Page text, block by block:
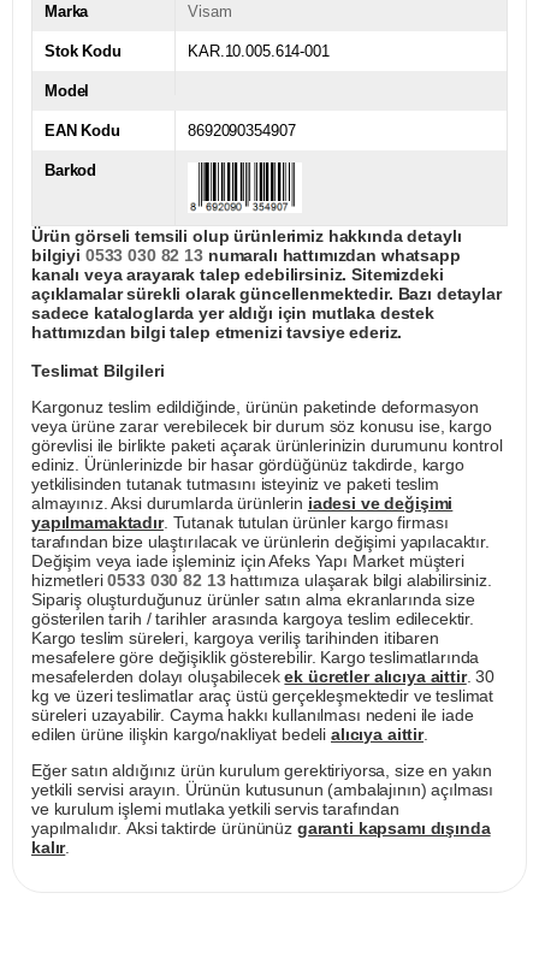
Marka Visam
Stok Kodu KAR.10.005.614-001
Model
EAN Kodu 8692090354907
Barkod
Ürün görseli temsili olup ürünlerimiz hakkında detaylı
bilgiyi 0533 030 82 13numaralı hattımızdan whatsapp
kanalı veya arayarak talep edebilirsiniz. Sitemizdeki
açıklamalar sürekli olarak güncellenmektedir. Bazı detaylar
sadece kataloglarda yer aldığı için mutlaka destek
hattımızdan bilgi talep etmenizi tavsiye ederiz.
Teslimat Bilgileri
Kargonuz teslim edildiğinde, ürünün paketinde deformasyon
veya ürüne zarar verebilecek bir durum söz konusu ise, kargo
görevlisi ile birlikte paketi açarak ürünlerinizin durumunu kontrol
ediniz. Ürünlerinizde bir hasar gördüğünüz takdirde, kargo
yetkilisinden tutanak tutmasını isteyiniz ve paketi teslim
almayınız. Aksi durumlarda ürünlerin iadesi ve değişimi
yapılmamaktadır. Tutanak tutulan ürünler kargo firması
tarafından bize ulaştırılacak ve ürünlerin değişimi yapılacaktır.
Değişim veya iade işleminiz için Afeks Yapı Market müşteri
hizmetleri0533 030 82 13hattımıza ulaşarak bilgi alabilirsiniz.
Sipariş oluşturduğunuz ürünler satın alma ekranlarında size
gösterilen tarih / tarihler arasında kargoya teslim edilecektir.
Kargo teslim süreleri, kargoya veriliş tarihinden itibaren
mesafelere göre değişiklik gösterebilir. Kargo teslimatlarında
mesafelerden dolayı oluşabilecekek ücretler alıcıya aittir. 30
kg ve üzeri teslimatlar araç üstü gerçekleşmektedir ve teslimat
süreleri uzayabilir. Cayma hakkı kullanılması nedeni ile iade
edilen ürüne ilişkin kargo/nakliyat bedeli alıcıya aittir.
Eğer satın aldığınız ürün kurulum gerektiriyorsa, size en yakın
yetkili servisi arayın. Ürünün kutusunun (ambalajının) açılması
ve kurulum işlemi mutlaka yetkili servis tarafından
yapılmalıdır. Aksi taktirde ürününüz garanti kapsamı dışında
kalır.